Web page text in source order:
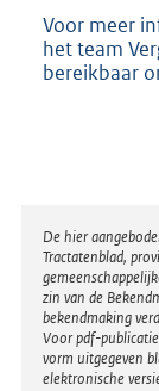
Voor meer
het team
bereikbaar
De hier
Tractatenblad,
zin van de
bekendmaking
Voor pdf-
vorm uitgegeven
elektronische